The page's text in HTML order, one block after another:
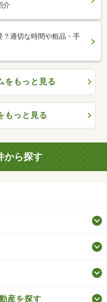
介
？適切な時間や粗品・手
をもっと見る
もっと見る
から探す
産を探す